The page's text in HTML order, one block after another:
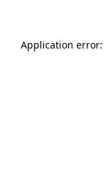
Application